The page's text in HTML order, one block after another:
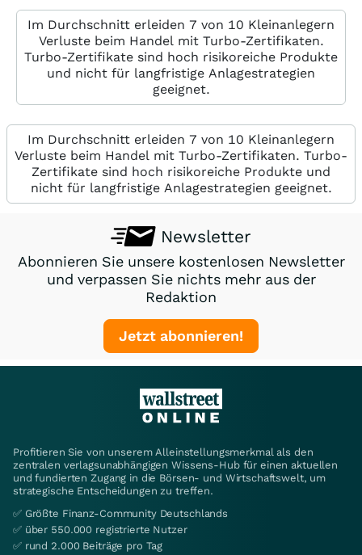
Im Durchschnitt erleiden 7 von 10 Kleinanlegern
Verluste beim Handel mit Turbo-Zertifikaten.
Turbo-Zertifikate sind hoch risikoreiche Produkte
und nicht für langfristige Anlagestrategien
geeignet.
DU968M
Mini
DU26K0
Endlos
DU22CK
Endlos
Endlos
DY76JD
Endlos
DU259K
Mini
DY8DDQ
Endlos
Endlos
DU220Q
Mini
Endlos
Endlos
DY8C3R
Mini
Endlos
DY7DT2
Endlos
DY8C3Q
Mini
DY7DT1
Endlos
DY8C3P
Mini
Im Durchschnitt erleiden 7 von 10 Kleinanlegern
Verluste beim Handel mit Turbo-Zertifikaten. Turbo-
Zertifikate sind hoch risikoreiche Produkte und
nicht für langfristige Anlagestrategien geeignet.
Newsletter
Abonnieren Sie unsere kostenlosen Newsletter
und verpassen Sie nichts mehr aus der
Redaktion
Jetzt abonnieren!
Profitieren Sie von unserem Alleinstellungsmerkmal als den
zentralen verlagsunabhängigen Wissens-Hub für einen aktuellen
und fundierten Zugang in die Börsen- und Wirtschaftswelt, um
strategische Entscheidungen zu treffen.
✅ Größte Finanz-Community Deutschlands
✅ über 550.000 registrierte Nutzer
✅ rund 2.000 Beiträge pro Tag